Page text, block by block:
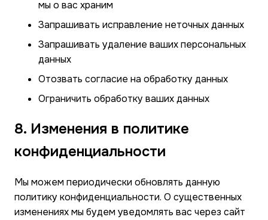
мы о вас храним
Запрашивать исправление неточных данных
Запрашивать удаление ваших персональных
данных
Отозвать согласие на обработку данных
Ограничить обработку ваших данных
8. Изменения в политике
конфиденциальности
Мы можем периодически обновлять данную
политику конфиденциальности. О существенных
изменениях мы будем уведомлять вас через сайт